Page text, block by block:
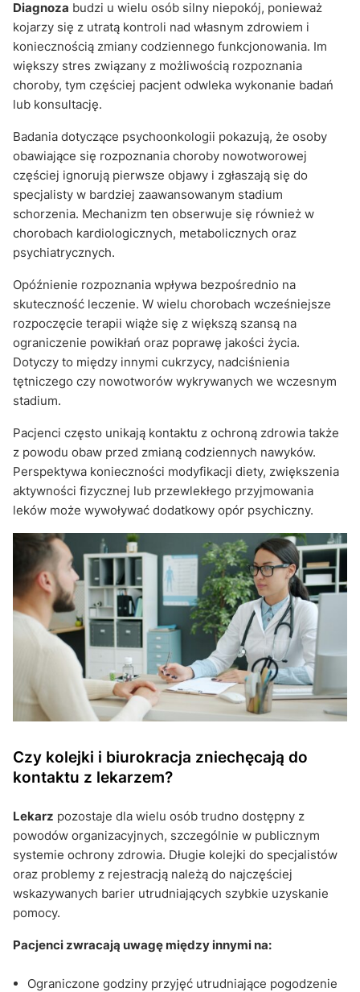
Diagnoza budzi u wielu osób silny niepokój, ponieważ
kojarzy się z utratą kontroli nad własnym zdrowiem i
koniecznością zmiany codziennego funkcjonowania. Im
większy stres związany z możliwością rozpoznania
choroby, tym częściej pacjent odwleka wykonanie badań
lub konsultację.
Badania dotyczące psychoonkologii pokazują, że osoby
obawiające się rozpoznania choroby nowotworowej
częściej ignorują pierwsze objawy i zgłaszają się do
specjalisty w bardziej zaawansowanym stadium
schorzenia. Mechanizm ten obserwuje się również w
chorobach kardiologicznych, metabolicznych oraz
psychiatrycznych.
Opóźnienie rozpoznania wpływa bezpośrednio na
skuteczność leczenie. W wielu chorobach wcześniejsze
rozpoczęcie terapii wiąże się z większą szansą na
ograniczenie powikłań oraz poprawę jakości życia.
Dotyczy to między innymi cukrzycy, nadciśnienia
tętniczego czy nowotworów wykrywanych we wczesnym
stadium.
Pacjenci często unikają kontaktu z ochroną zdrowia także
z powodu obaw przed zmianą codziennych nawyków.
Perspektywa konieczności modyfikacji diety, zwiększenia
aktywności fizycznej lub przewlekłego przyjmowania
leków może wywoływać dodatkowy opór psychiczny.
Czy kolejki i biurokracja zniechęcają do
kontaktu z lekarzem?
Lekarz pozostaje dla wielu osób trudno dostępny z
powodów organizacyjnych, szczególnie w publicznym
systemie ochrony zdrowia. Długie kolejki do specjalistów
oraz problemy z rejestracją należą do najczęściej
wskazywanych barier utrudniających szybkie uzyskanie
pomocy.
Pacjenci zwracają uwagę między innymi na:
Ograniczone godziny przyjęć utrudniające pogodzenie